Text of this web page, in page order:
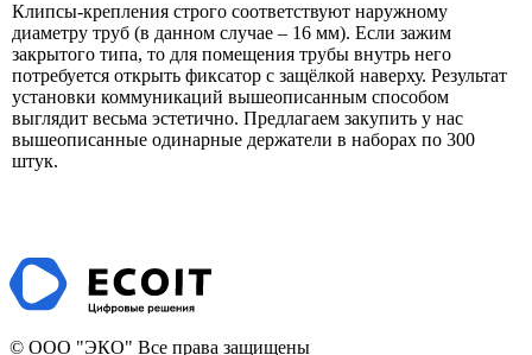
Клипсы-крепления строго соответствуют наружному
диаметру труб (в данном случае – 16 мм). Если зажим
закрытого типа, то для помещения трубы внутрь него
потребуется открыть фиксатор с защёлкой наверху. Результат
установки коммуникаций вышеописанным способом
выглядит весьма эстетично. Предлагаем закупить у нас
вышеописанные одинарные держатели в наборах по 300
штук.
© ООО "ЭКО" Все права защищены